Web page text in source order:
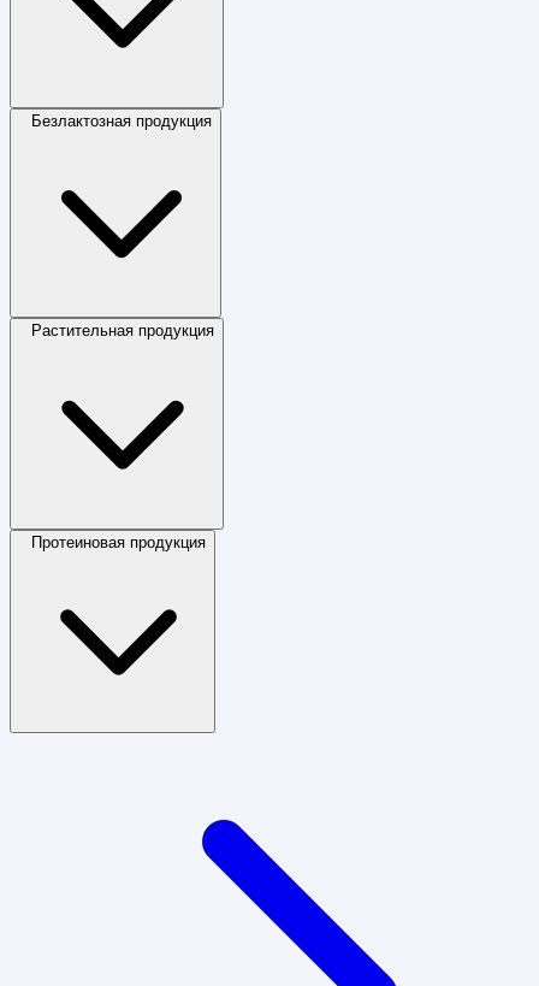
Безлактозная продукция
Растительная продукция
Протеиновая продукция